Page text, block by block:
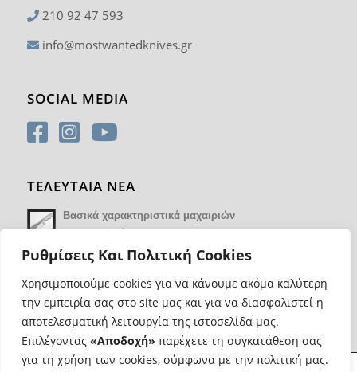
Ρυθμίσεις Και Πολιτική Cookies
Χρησιμοποιούμε cookies για να κάνουμε ακόμα καλύτερη
την εμπειρία σας στο site μας και για να διασφαλιστεί η
αποτελεσματική λειτουργία της ιστοσελίδα μας.
Επιλέγοντας «Αποδοχή» παρέχετε τη συγκατάθεση σας
για τη χρήση των cookies, σύμφωνα με την πολιτική μας.
210 92 47 593
info@mostwantedknives.gr
SOCIAL MEDIA
ΤΕΛΕΥΤΑΙΑ ΝΕΑ
Βασικά χαρακτηριστικά μαχαιριών
14 Φεβρουαρίου 2018 - 17:21